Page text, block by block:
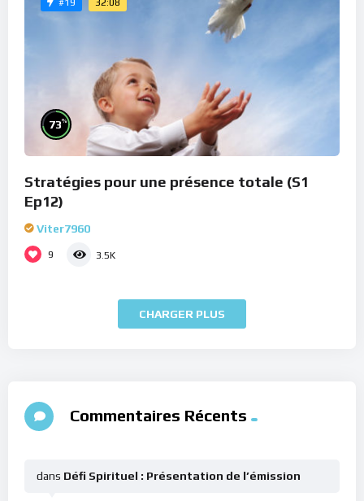
#19
73%
Stratégies pour une présence totale (S1
Ep12)
Viter7960
9 3.5K
CHARGER PLUS
Commentaires Récents
dans Défi Spirituel : Présentation de l’émission